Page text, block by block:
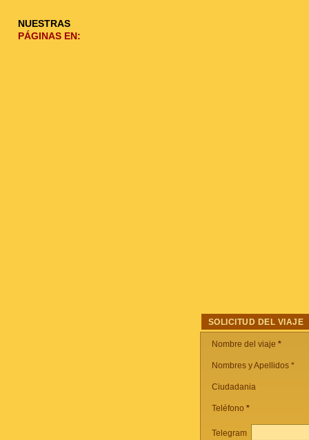
SOLICITUD DEL VIAJE
Nombre del viaje *
Nombres y Apellidos *
Ciudadania
Teléfono *
Telegram
NUESTRAS
PÁGINAS EN: